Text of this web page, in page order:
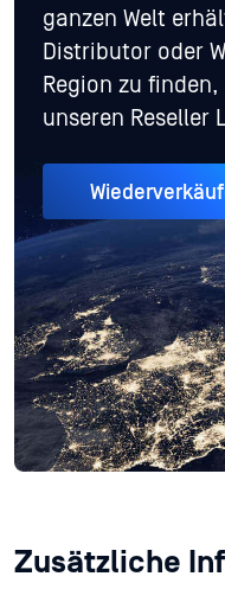
ganzen Welt
Distributor oder
Region zu
unseren Reseller
Zusätzliche